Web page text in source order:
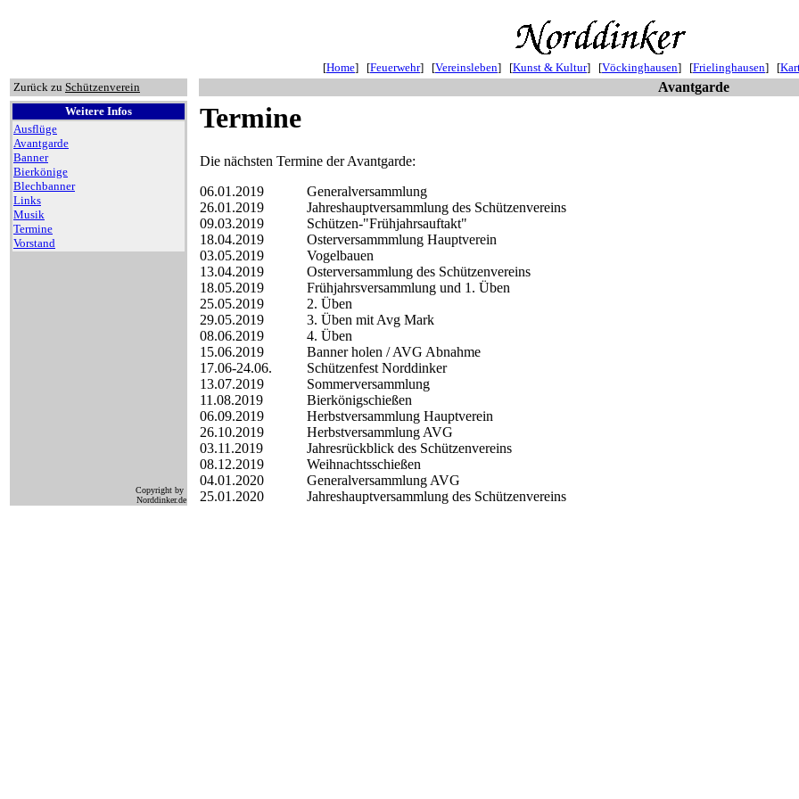
[Home] [Feuerwehr] [Vereinsleben] [Kunst & Kultur] [Vöckinghausen] [Frielinghausen] [
Zurück zu Schützenverein Avantgarde
Weitere Infos
Ausflüge
Avantgarde
Banner
Bierkönige
Blechbanner
Links
Musik
Termine
Vorstand
Termine
Die nächsten Termine der Avantgarde:
06.01.2019
Generalversammlung
26.01.2019
Jahreshauptversammlung des Schützenvereins
09.03.2019
Schützen-"Frühjahrsauftakt"
18.04.2019
Osterversammmlung Hauptverein
03.05.2019
Vogelbauen
13.04.2019
Osterversammlung des Schützenvereins
18.05.2019
Frühjahrsversammlung und 1. Üben
25.05.2019
2. Üben
29.05.2019
3. Üben mit Avg Mark
08.06.2019
4. Üben
15.06.2019
Banner holen / AVG Abnahme
17.06-24.06.
Schützenfest Norddinker
13.07.2019
Sommerversammlung
11.08.2019
Bierkönigschießen
06.09.2019
Herbstversammlung Hauptverein
26.10.2019
Herbstversammlung AVG
03.11.2019
Jahresrückblick des Schützenvereins
08.12.2019
Weihnachtsschießen
04.01.2020
Generalversammlung AVG
25.01.2020
Jahreshauptversammlung des Schützenvereins
Copyright by
Norddinker.de